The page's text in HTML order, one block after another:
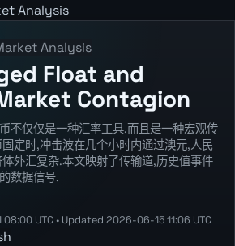
Analysis
Analysis
Float and
Contagion
不仅仅是一种汇率工具,而且是一种宏观传
定时,冲击波在几个小时内通过澳元,人民
外汇复杂.本文映射了传输道,历史值事件
数据信号.
UTC • Updated 2026-06-15 11:06 UTC